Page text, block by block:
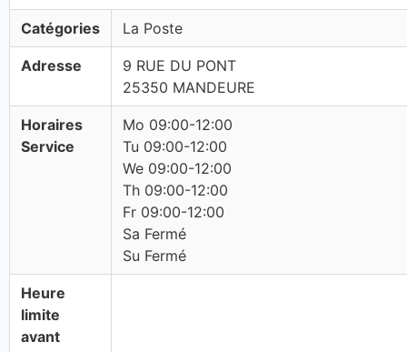
Catégories La Poste
Adresse
9 RUE DU PONT
25350 MANDEURE
Horaires
Service
Mo 09:00-12:00
Tu 09:00-12:00
We 09:00-12:00
Th 09:00-12:00
Fr 09:00-12:00
Sa Fermé
Su Fermé
Heure
limite
avant